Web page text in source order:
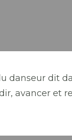
danseur dit
avancer et